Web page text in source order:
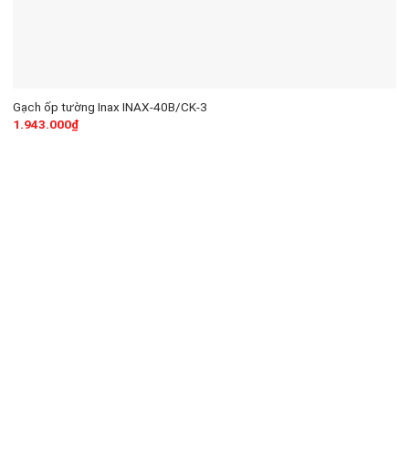
Gạch ốp tường Inax INAX-40B/CK-3
1.943.000₫